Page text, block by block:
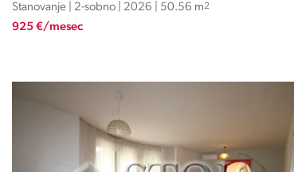
Stanovanje | 2-sobno | 2026 | 50.56 m2
925 €/mesec